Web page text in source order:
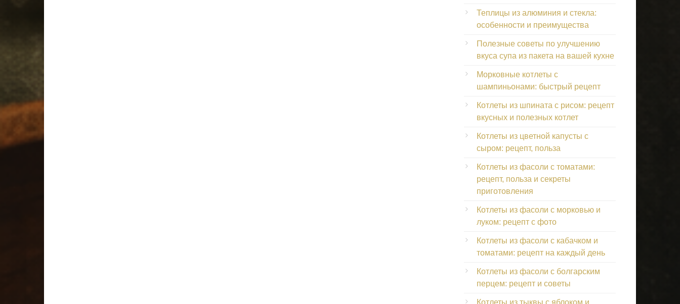
Теплицы из алюминия и стекла:
особенности и преимущества
Полезные советы по улучшению
вкуса супа из пакета на вашей кухне
Морковные котлеты с
шампиньонами: быстрый рецепт
Котлеты из шпината с рисом: рецепт
вкусных и полезных котлет
Котлеты из цветной капусты с
сыром: рецепт, польза
Котлеты из фасоли с томатами:
рецепт, польза и секреты
приготовления
Котлеты из фасоли с морковью и
луком: рецепт с фото
Котлеты из фасоли с кабачком и
томатами: рецепт на каждый день
Котлеты из фасоли с болгарским
перцем: рецепт и советы
Котлеты из тыквы с яблоком и